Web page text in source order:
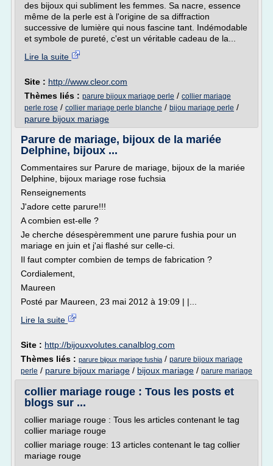
des bijoux qui subliment les femmes. Sa nacre, essence
même de la perle est à l'origine de sa diffraction
successive de lumière qui nous fascine tant. Indémodable
et symbole de pureté, c'est un véritable cadeau de la...
Lire la suite
Site : http://www.cleor.com
Thèmes liés : parure bijoux mariage perle / collier mariage
perle rose / collier mariage perle blanche / bijou mariage perle /
parure bijoux mariage
Parure de mariage, bijoux de la mariée
Delphine, bijoux ...
Commentaires sur Parure de mariage, bijoux de la mariée
Delphine, bijoux mariage rose fuchsia
Renseignements
J'adore cette parure!!!
A combien est-elle ?
Je cherche désespèremment une parure fushia pour un
mariage en juin et j'ai flashé sur celle-ci.
Il faut compter combien de temps de fabrication ?
Cordialement,
Maureen
Posté par Maureen, 23 mai 2012 à 19:09 | |...
Lire la suite
Site : http://bijouxvolutes.canalblog.com
Thèmes liés : parure bijoux mariage fushia / parure bijoux mariage
perle / parure bijoux mariage / bijoux mariage / parure mariage
collier mariage rouge : Tous les posts et
blogs sur ...
collier mariage rouge : Tous les articles contenant le tag
collier mariage rouge
collier mariage rouge: 13 articles contenant le tag collier
mariage rouge